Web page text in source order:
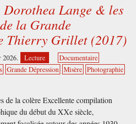
Dorothea Lange & les
la Grande
Thierry Grillet (2017)
2026. Lecture
Documentaire
Grande Dépression Misère Photographie
de la colère Excellente compilation
du début du XXe siècle,